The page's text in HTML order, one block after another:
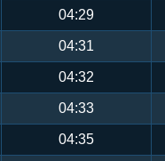
04:29
04:31
04:32
04:33
04:35